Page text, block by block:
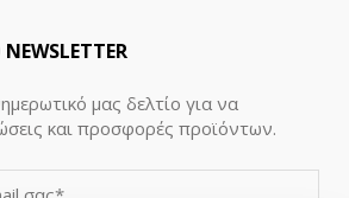
μας δελτίο για να
και προσφορές προϊόντων.